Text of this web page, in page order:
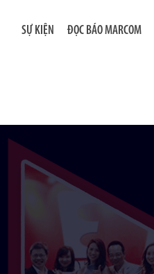
SỰ KIỆN ĐỌC BÁO MARCOM